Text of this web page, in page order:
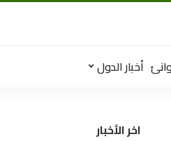
أخبار الدول
اخر الأخبار